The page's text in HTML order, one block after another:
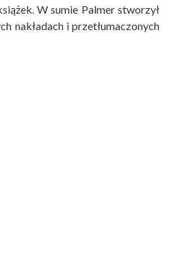
W sumie Palmer stworzył
nakładach i przetłumaczonych